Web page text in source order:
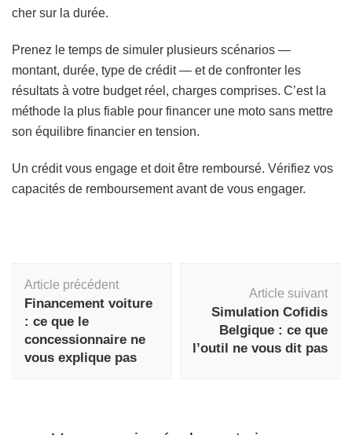
cher sur la durée.
Prenez le temps de simuler plusieurs scénarios —
montant, durée, type de crédit — et de confronter les
résultats à votre budget réel, charges comprises. C’est la
méthode la plus fiable pour financer une moto sans mettre
son équilibre financier en tension.
Un crédit vous engage et doit être remboursé. Vérifiez vos
capacités de remboursement avant de vous engager.
d'article
Article précédent
Financement voiture
: ce que le
concessionnaire ne
vous explique pas
Article suivant
Simulation Cofidis
Belgique : ce que
l’outil ne vous dit pas